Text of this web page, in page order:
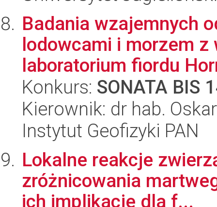
Badania wzajemnych
lodowcami i morzem
laboratorium fiordu
Konkurs: SONATA BIS
Kierownik: dr hab.
Instytut Geofizyki PAN
Lokalne reakcje
zróżnicowania
ich implikacje dla f...